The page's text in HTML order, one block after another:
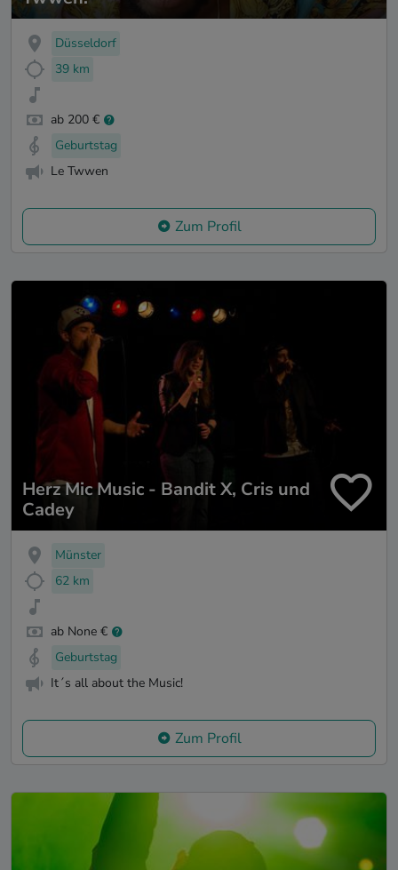
Düsseldorf
39 km
ab 200 €
Geburtstag
Le Twwen
Zum Profil
Herz Mic Music - Bandit X, Cris und
Cadey
Münster
62 km
ab None €
Geburtstag
It´s all about the Music!
Zum Profil